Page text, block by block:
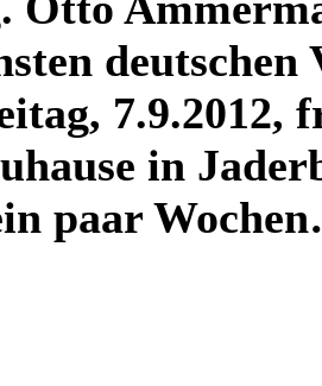
7.9.2012,
in
paar